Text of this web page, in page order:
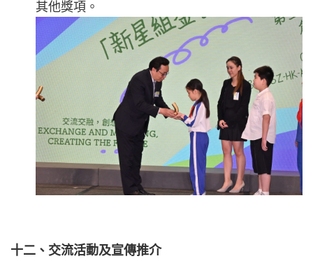
其他獎項。
十二、交流活動及宣傳推介